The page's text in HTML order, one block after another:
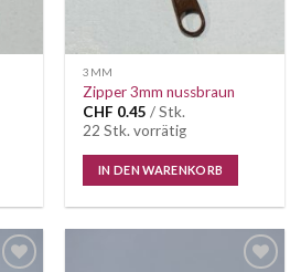
3MM
Zipper 3mm nussbraun
CHF 0.45 / Stk.
22 Stk. vorrätig
IN DEN WARENKORB